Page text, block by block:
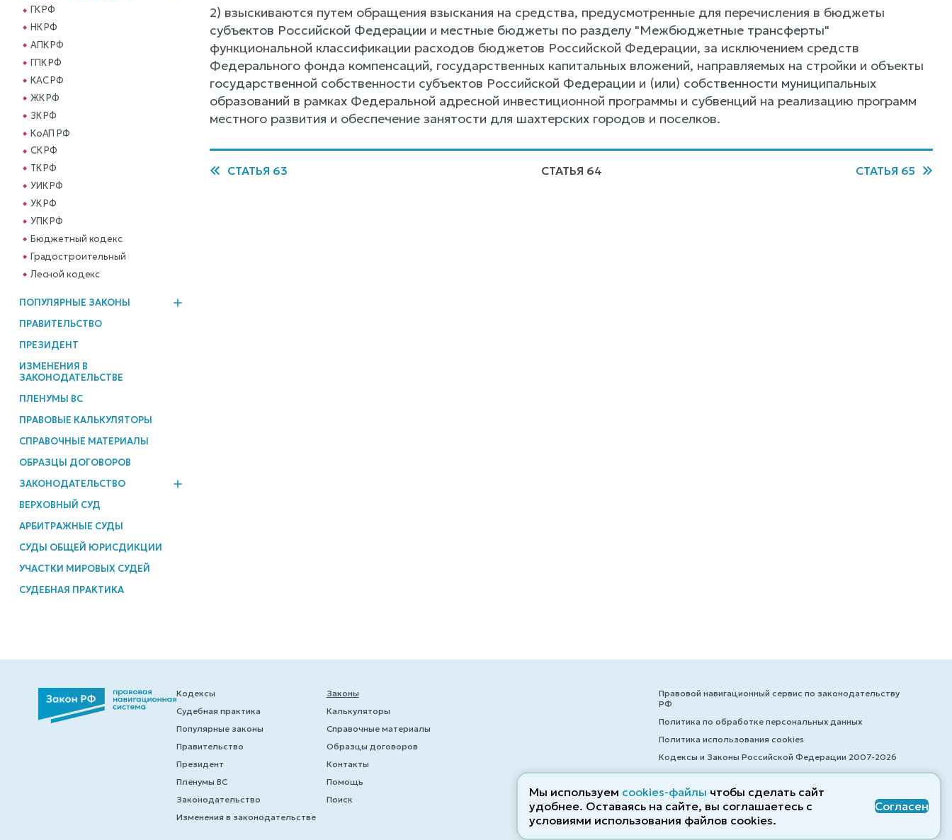
ГК РФ
НК РФ
АПК РФ
ГПК РФ
КАС РФ
ЖК РФ
ЗК РФ
КоАП РФ
СК РФ
ТК РФ
УИК РФ
УК РФ
УПК РФ
Бюджетный кодекс
Градостроительный
Лесной кодекс
ПОПУЛЯРНЫЕ ЗАКОНЫ
ПРАВИТЕЛЬСТВО
ПРЕЗИДЕНТ
ИЗМЕНЕНИЯ В
ЗАКОНОДАТЕЛЬСТВЕ
ПЛЕНУМЫ ВС
ПРАВОВЫЕ КАЛЬКУЛЯТОРЫ
СПРАВОЧНЫЕ МАТЕРИАЛЫ
ОБРАЗЦЫ ДОГОВОРОВ
ЗАКОНОДАТЕЛЬСТВО
ВЕРХОВНЫЙ СУД
АРБИТРАЖНЫЕ СУДЫ
СУДЫ ОБЩЕЙ ЮРИСДИКЦИИ
УЧАСТКИ МИРОВЫХ СУДЕЙ
СУДЕБНАЯ ПРАКТИКА
2) взыскиваются путем обращения взыскания на средства, предусмотренные для перечисления в бюджеты
субъектов Российской Федерации и местные бюджеты по разделу "Межбюджетные трансферты"
функциональной классификации расходов бюджетов Российской Федерации, за исключением средств
Федерального фонда компенсаций, государственных капитальных вложений, направляемых на стройки и объекты
государственной собственности субъектов Российской Федерации и (или) собственности муниципальных
образований в рамках Федеральной адресной инвестиционной программы и субвенций на реализацию программ
местного развития и обеспечение занятости для шахтерских городов и поселков.
СТАТЬЯ 63 СТАТЬЯ 64 СТАТЬЯ 65
Кодексы
Судебная практика
Популярные законы
Правительство
Президент
Пленумы ВС
Законодательство
Изменения в законодательстве
Законы
Калькуляторы
Справочные материалы
Образцы договоров
Контакты
Помощь
Поиск
Правовой навигационный сервис по законодательству
РФ
Политика по обработке персональных данных
Политика использования cookies
Кодексы и Законы Российской Федерации 2007-2026
© ZAKONRF.INFO
Мы используем cookies-файлы чтобы сделать сайт
удобнее. Оставаясь на сайте, вы соглашаетесь с
условиями использования файлов cооkies.
Согласен